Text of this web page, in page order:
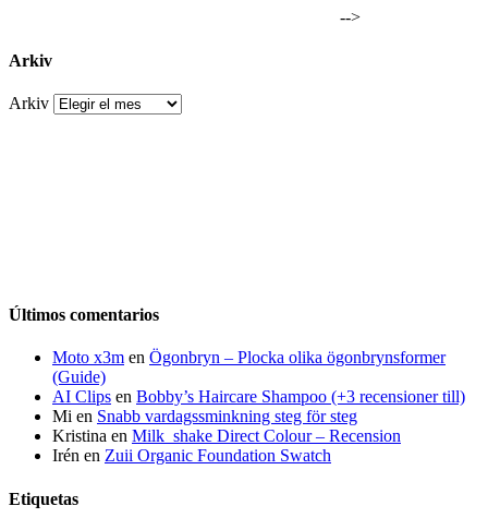
-->
Arkiv
Arkiv
Últimos comentarios
Moto x3m en Ögonbryn – Plocka olika ögonbrynsformer
(Guide)
AI Clips en Bobby’s Haircare Shampoo (+3 recensioner till)
Mi en Snabb vardagssminkning steg för steg
Kristina en Milk_shake Direct Colour – Recension
Irén en Zuii Organic Foundation Swatch
Etiquetas